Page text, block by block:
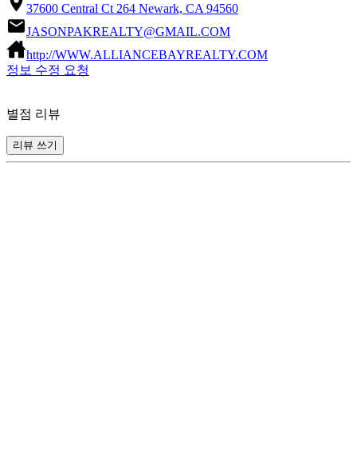
37600 Central Ct 264 Newark, CA 94560
JASONPAKREALTY@GMAIL.COM
http://WWW.ALLIANCEBAYREALTY.COM
정보 수정 요청
별점 리뷰
리뷰 쓰기